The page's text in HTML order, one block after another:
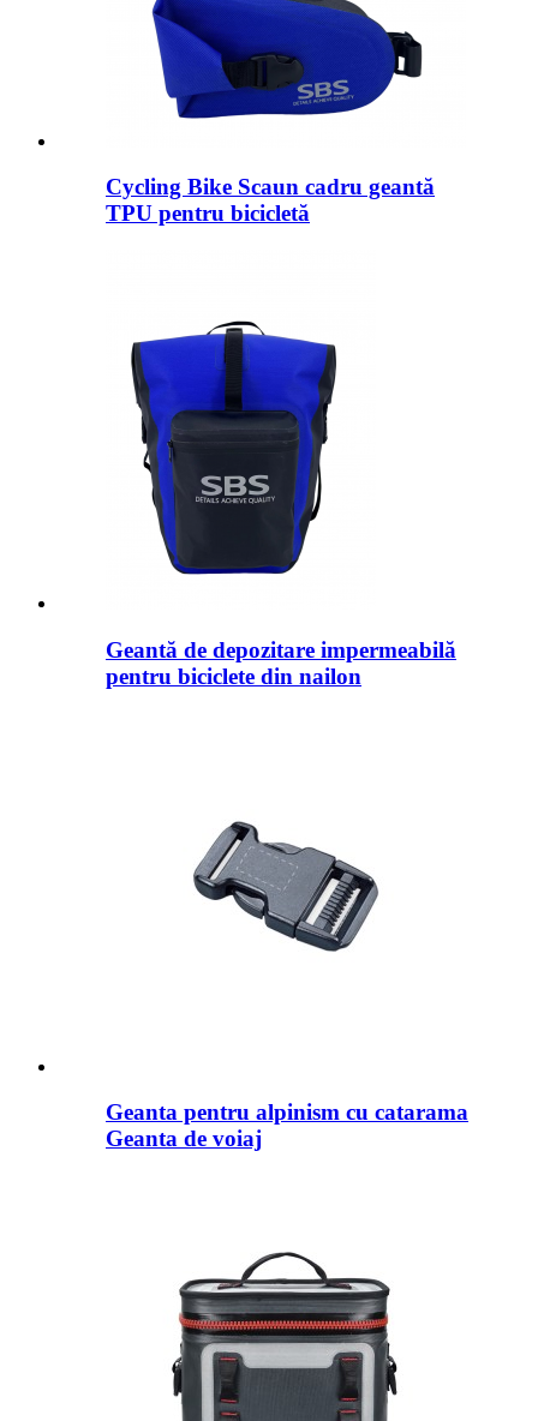
Cycling Bike Scaun cadru geantă
TPU pentru bicicletă
Geantă de depozitare impermeabilă
pentru biciclete din nailon
Geanta pentru alpinism cu catarama
Geanta de voiaj